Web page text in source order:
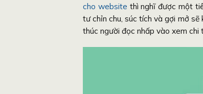
cho website thì nghĩ được một
tư chỉn chu, súc tích và gợi mở
thúc người đọc nhấp vào xem chi